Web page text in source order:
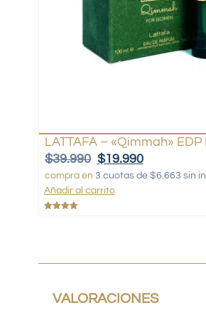
LATTAFA – «Qimmah» EDP
$39.990 $19.990
compra en 3 cuotas de $6.663 sin
Añadir al carrito
VALORACIONES